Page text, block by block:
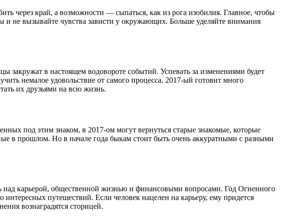
через край, а возможности — сыпаться, как из рога изобилия. Главное, чтобы
и не вызывайте чувства зависти у окружающих. Больше уделяйте внимания
в настоящем водовороте событий. Успевать за изменениями будет
немалое удовольствие от самого процесса. 2017-ый готовит много
их друзьями на всю жизнь.
под этим знаком, в 2017-ом могут вернуться старые знакомые, которые
в прошлом. Но в начале года быкам стоит быть очень аккуратными с разными
над карьерой, общественной жизнью и финансовыми вопросами. Год Огненного
путешествий. Если человек нацелен на карьеру, ему придется
вознаградятся сторицей.